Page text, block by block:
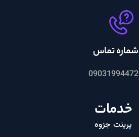
شماره تماس
09031994472
خدمات
پرینت جزوه